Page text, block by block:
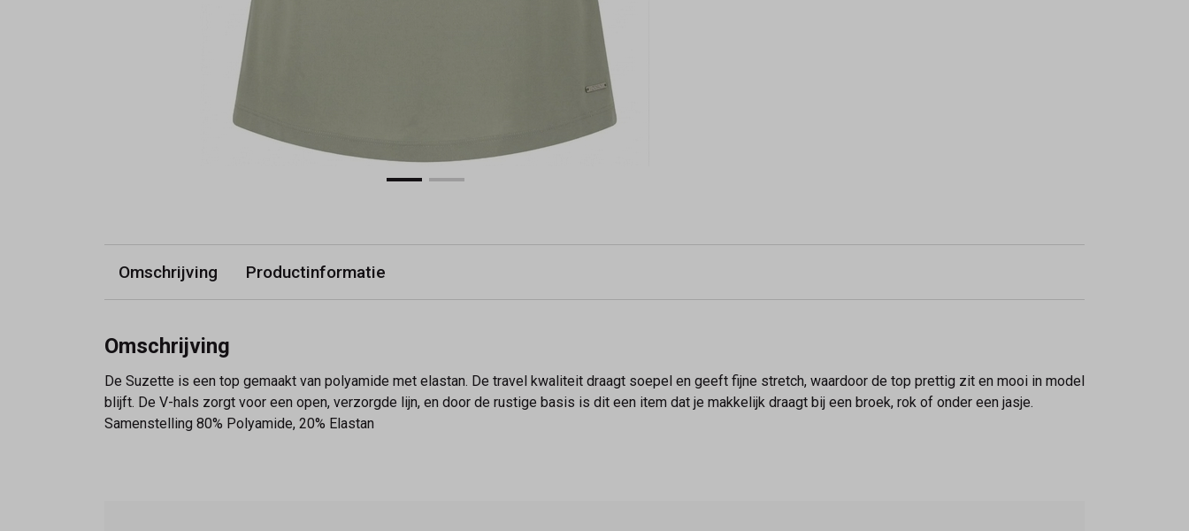
Omschrijving Productinformatie
Omschrijving
De Suzette is een top gemaakt van polyamide met elastan. De travel kwaliteit draagt soepel en geeft fijne stretch, waardoor de top prettig zit en mooi in model
blijft. De V-hals zorgt voor een open, verzorgde lijn, en door de rustige basis is dit een item dat je makkelijk draagt bij een broek, rok of onder een jasje.
Samenstelling 80% Polyamide, 20% Elastan